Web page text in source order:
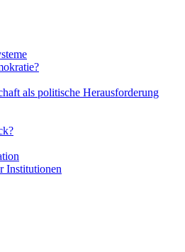
als politische Herausforderung
Institutionen